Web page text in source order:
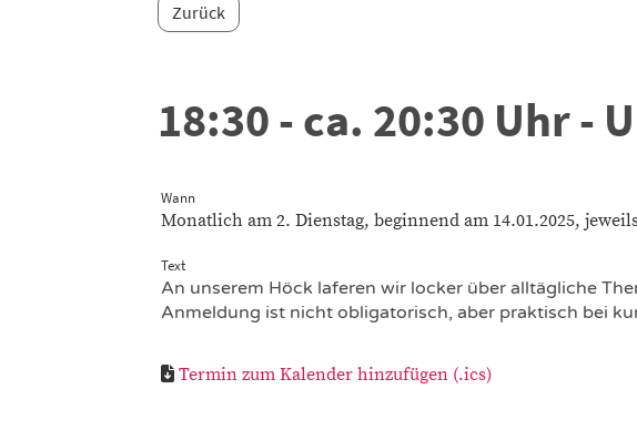
Zurück
18:30 - ca. 20:30 Uhr -
Wann
Monatlich am 2. Dienstag, beginnend am 14.01.2025,
Text
An unserem Höck laferen wir locker über alltägliche
Anmeldung ist nicht obligatorisch, aber praktisch bei
Termin zum Kalender hinzufügen (.ics)